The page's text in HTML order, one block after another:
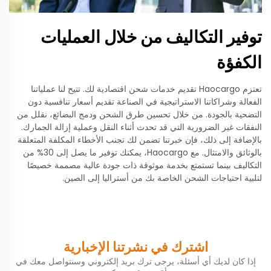
توفير التكاليف من خلال العمليات
الكفؤة
تعتزم Haocargo تقديم خدمات شحن اقتصادية لك. تتيح لنا عملياتنا
الفعالة وشراكاتنا الاستراتيجية في الصناعة تقديم أسعار تنافسية دون
التضحية بالجودة. من خلال تحسين طرق الشحن ودمج البضائع، نقلل من
النفقات غير الضرورية التي قد تحدث أثناء النقل وعملية إزالة الجمارك.
بالإضافة إلى ذلك، فإن خبرتنا تضمن لك تجنب الأخطاء المكلفة المتعلقة
بالوثائق والامتثال. مع Haocargo، يمكنك توفير ما يصل إلى 30% من
التكاليف بينما تستمتع بخدمة موثوقة ذات جودة عالية مصممة خصيصًا
لتلبية احتياجات الشحن الخاصة بك من أستراليا إلى الصين.
اشترك في نشرتنا الإخبارية
إذا كان لديك أي أسئلة، يرجى ترك بريد إلكتروني وسنتواصل معك في